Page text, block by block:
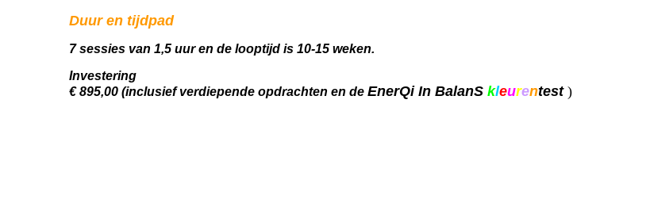
Duur en tijdpad
7 sessies van 1,5 uur en de looptijd is 10-15 weken.
Investering
€ 895,00 (inclusief verdiepende opdrachten en de EnerQi In BalanS kleurentest. )